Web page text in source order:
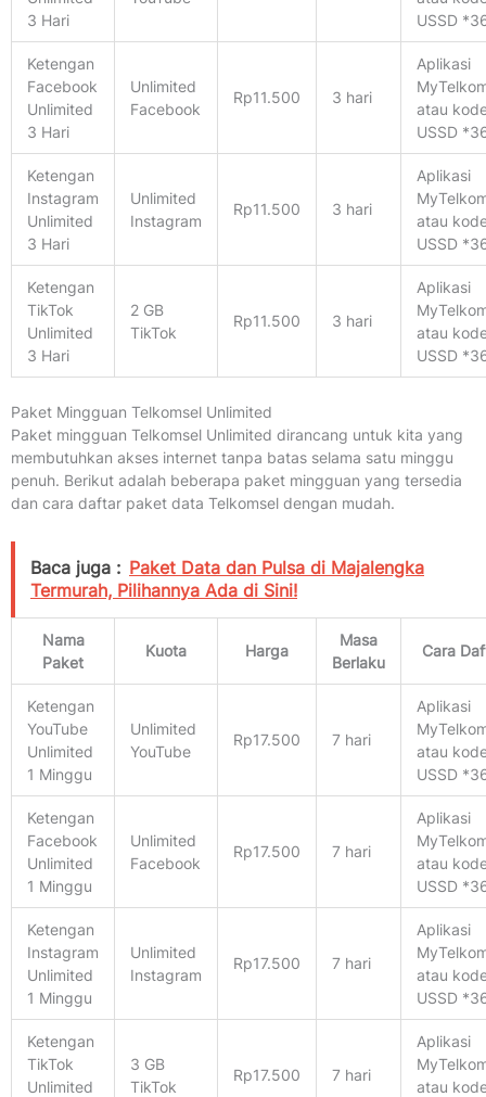
3 Hari
USSD
Ketengan
Facebook
Unlimited
3 Hari
Unlimited
Facebook
Rp11.500 3 hari
Aplikasi
atau
USSD
Ketengan
Instagram
Unlimited
3 Hari
Unlimited
Instagram
Rp11.500 3 hari
Aplikasi
atau
USSD
Ketengan
TikTok
Unlimited
3 Hari
2 GB
TikTok
Rp11.500 3 hari
Aplikasi
atau
USSD
Paket Mingguan Telkomsel Unlimited
Paket mingguan Telkomsel Unlimited dirancang untuk kita yang
membutuhkan akses internet tanpa batas selama satu minggu
penuh. Berikut adalah beberapa paket mingguan yang tersedia
dan cara daftar paket data Telkomsel dengan mudah.
Baca juga : Paket Data dan Pulsa di Majalengka
Termurah, Pilihannya Ada di Sini!
Nama
Paket
Kuota Harga
Masa
Berlaku
Cara
Ketengan
YouTube
Unlimited
1 Minggu
Unlimited
YouTube
Rp17.500 7 hari
Aplikasi
atau
USSD
Ketengan
Facebook
Unlimited
1 Minggu
Unlimited
Facebook
Rp17.500 7 hari
Aplikasi
atau
USSD
Ketengan
Instagram
Unlimited
1 Minggu
Unlimited
Instagram
Rp17.500 7 hari
Aplikasi
atau
USSD
Ketengan
TikTok
Unlimited
3 GB
TikTok
Rp17.500 7 hari
Aplikasi
atau